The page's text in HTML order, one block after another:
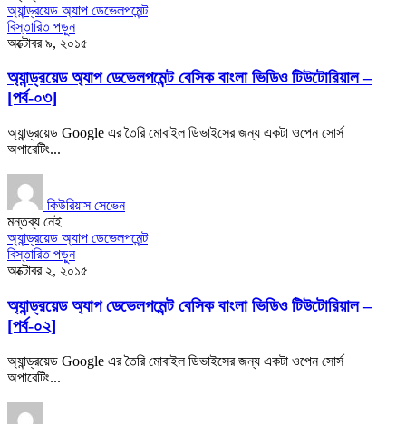
অ্যান্ড্রয়েড অ্যাপ ডেভেলপমেন্ট
বিস্তারিত পড়ুন
অক্টোবর ৯, ২০১৫
অ্যান্ড্রয়েড অ্যাপ ডেভেলপমেন্ট বেসিক বাংলা ভিডিও টিউটোরিয়াল –
[পর্ব-০৩]
অ্যান্ড্রয়েড Google এর তৈরি মোবাইল ডিভাইসের জন্য একটা ওপেন সোর্স
অপারেটিং...
কিউরিয়াস সেভেন
মন্তব্য নেই
অ্যান্ড্রয়েড অ্যাপ ডেভেলপমেন্ট
বিস্তারিত পড়ুন
অক্টোবর ২, ২০১৫
অ্যান্ড্রয়েড অ্যাপ ডেভেলপমেন্ট বেসিক বাংলা ভিডিও টিউটোরিয়াল –
[পর্ব-০২]
অ্যান্ড্রয়েড Google এর তৈরি মোবাইল ডিভাইসের জন্য একটা ওপেন সোর্স
অপারেটিং...